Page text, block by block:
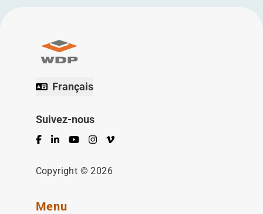
Français
Suivez-nous
Facebook
LinkedInYouTubeInstagram
Vimeo
Copyright © 2026
Menu